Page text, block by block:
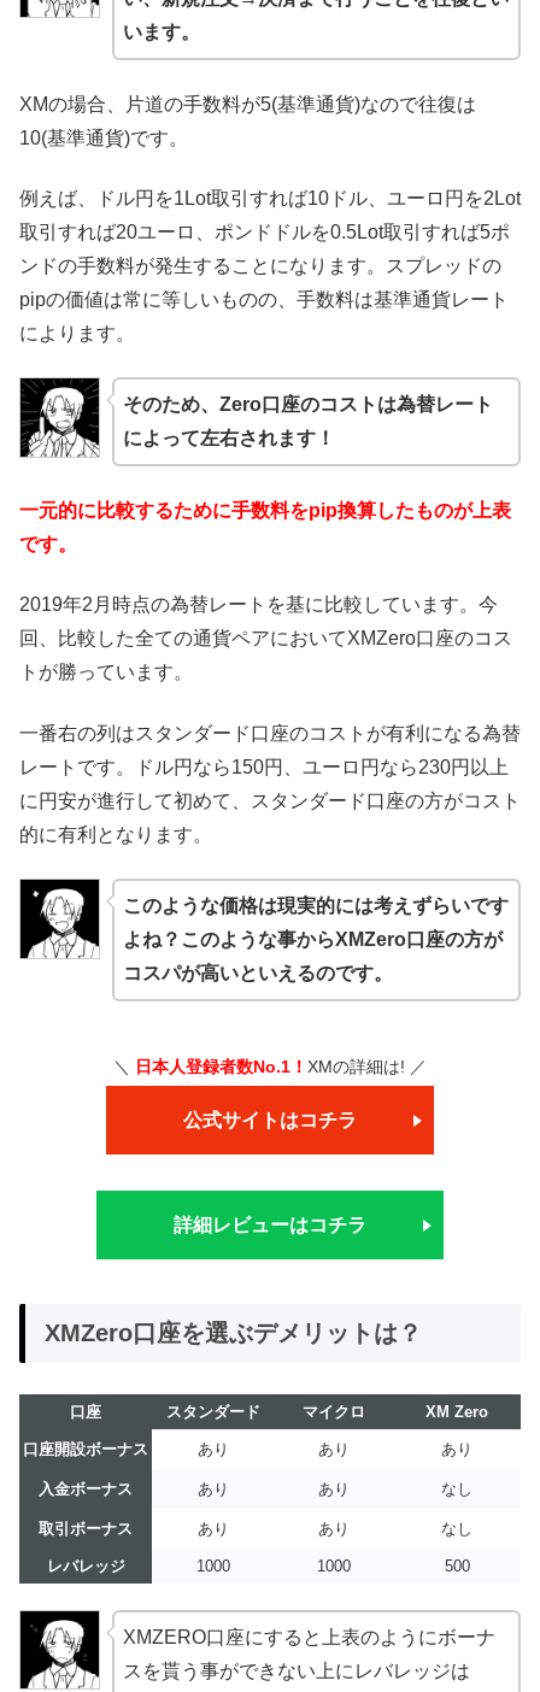
います。
XMの場合、片道の手数料が5(基準通貨)なので往復は
10(基準通貨)です。
例えば、ドル円を1Lot取引すれば10ドル、ユーロ円を2Lot
取引すれば20ユーロ、ポンドドルを0.5Lot取引すれば5ポ
ンドの手数料が発生することになります。スプレッドの
pipの価値は常に等しいものの、手数料は基準通貨レート
によります。
そのため、Zero口座のコストは為替レート
によって左右されます！
一元的に比較するために手数料をpip換算したものが上表
です。
2019年2月時点の為替レートを基に比較しています。今
回、比較した全ての通貨ペアにおいてXMZero口座のコス
トが勝っています。
一番右の列はスタンダード口座のコストが有利になる為替
レートです。ドル円なら150円、ユーロ円なら230円以上
に円安が進行して初めて、スタンダード口座の方がコスト
的に有利となります。
このような価格は現実的には考えずらいです
よね？このような事からXMZero口座の方が
コスパが高いといえるのです。
＼ 日本人登録者数No.1！ XMの詳細は! ／
公式サイトはコチラ
詳細レビューはコチラ
XMZero口座を選ぶデメリットは？
口座 スタンダード マイクロ XM Zero
口座開設ボーナス あり あり あり
入金ボーナス あり あり なし
取引ボーナス あり あり なし
レバレッジ 1000 1000 500
XMZERO口座にすると上表のようにボーナ
スを貰う事ができない上にレバレッジは